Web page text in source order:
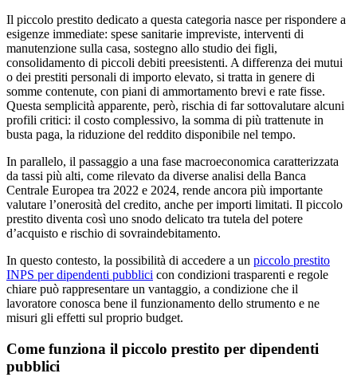
Il piccolo prestito dedicato a questa categoria nasce per rispondere a
esigenze immediate: spese sanitarie impreviste, interventi di
manutenzione sulla casa, sostegno allo studio dei figli,
consolidamento di piccoli debiti preesistenti. A differenza dei mutui
o dei prestiti personali di importo elevato, si tratta in genere di
somme contenute, con piani di ammortamento brevi e rate fisse.
Questa semplicità apparente, però, rischia di far sottovalutare alcuni
profili critici: il costo complessivo, la somma di più trattenute in
busta paga, la riduzione del reddito disponibile nel tempo.
In parallelo, il passaggio a una fase macroeconomica caratterizzata
da tassi più alti, come rilevato da diverse analisi della Banca
Centrale Europea tra 2022 e 2024, rende ancora più importante
valutare l’onerosità del credito, anche per importi limitati. Il piccolo
prestito diventa così uno snodo delicato tra tutela del potere
d’acquisto e rischio di sovraindebitamento.
In questo contesto, la possibilità di accedere a un piccolo prestito
INPS per dipendenti pubblici con condizioni trasparenti e regole
chiare può rappresentare un vantaggio, a condizione che il
lavoratore conosca bene il funzionamento dello strumento e ne
misuri gli effetti sul proprio budget.
Come funziona il piccolo prestito per dipendenti
pubblici